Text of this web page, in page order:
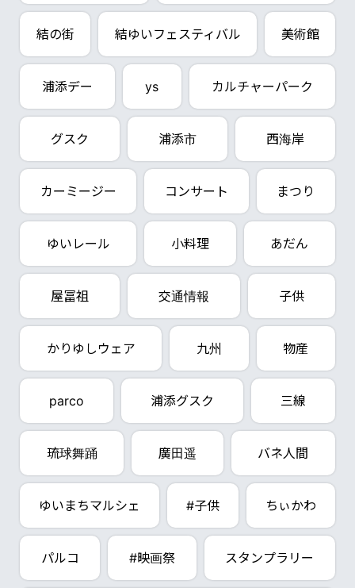
結の街 結ゆいフェスティバル 美術館
浦添デー ys カルチャーパーク
グスク 浦添市 西海岸
カーミージー コンサート まつり
ゆいレール 小料理 あだん
屋冨祖 交通情報 子供
かりゆしウェア 九州 物産
parco 浦添グスク 三線
琉球舞踊 廣田遥 バネ人間
ゆいまちマルシェ #子供 ちぃかわ
パルコ #映画祭 スタンプラリー